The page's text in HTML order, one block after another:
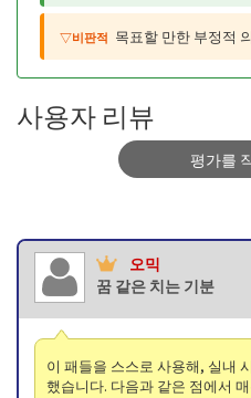
▽비판적 목표할 만한 부정적
사용자 리뷰
평가를
오믹
꿈 같은 치는 기분
이 패들을 스스로 사용해, 실내
했습니다. 다음과 같은 점에서